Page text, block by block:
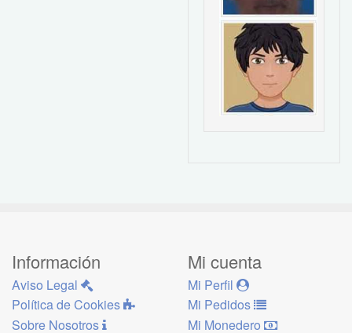
Información
Aviso Legal
Política de Cookies
Sobre Nosotros
Mi cuenta
Mi Perfil
Mi Pedidos
Mi Monedero